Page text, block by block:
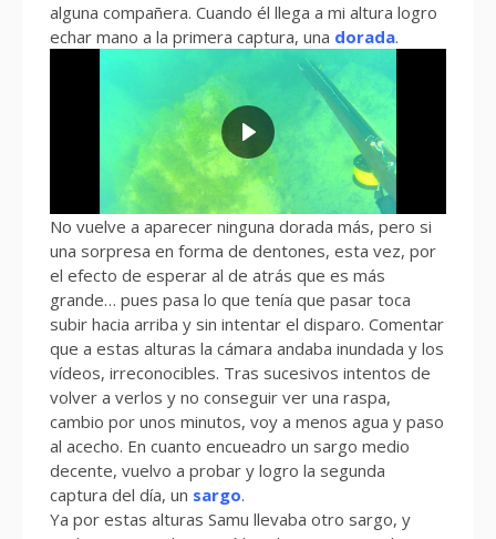
alguna compañera. Cuando él llega a mi altura logro
echar mano a la primera captura, una dorada.
No vuelve a aparecer ninguna dorada más, pero si
una sorpresa en forma de dentones, esta vez, por
el efecto de esperar al de atrás que es más
grande… pues pasa lo que tenía que pasar toca
subir hacia arriba y sin intentar el disparo. Comentar
que a estas alturas la cámara andaba inundada y los
vídeos, irreconocibles. Tras sucesivos intentos de
volver a verlos y no conseguir ver una raspa,
cambio por unos minutos, voy a menos agua y paso
al acecho. En cuanto encueadro un sargo medio
decente, vuelvo a probar y logro la segunda
captura del día, un sargo.
Ya por estas alturas Samu llevaba otro sargo, y